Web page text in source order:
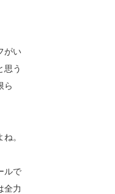
がい
思う
ら
。
ルで
全力